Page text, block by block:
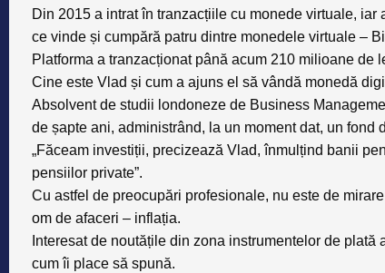
Din 2015 a intrat în tranzacțiile cu monede virtuale,
ce vinde și cumpără patru dintre monedele virtuale –
Platforma a tranzacționat până acum 210 milioane de
Cine este Vlad și cum a ajuns el să vândă monedă
Absolvent de studii londoneze de Business
de șapte ani, administrând, la un moment dat, un fond
„Făceam investiții, precizează Vlad, înmulțind banii
pensiilor private”.
Cu astfel de preocupări profesionale, nu este de
om de afaceri – inflația.
Interesat de noutățile din zona instrumentelor de
cum îi place să spună.